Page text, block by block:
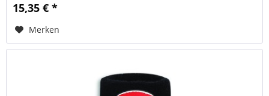
15,35 € *
Merken